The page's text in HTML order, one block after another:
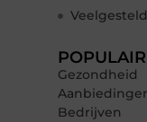
Gezondheid
Bedrijven